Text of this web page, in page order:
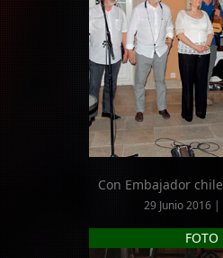
Con Embajador
29 Junio 2016 |
FOTO